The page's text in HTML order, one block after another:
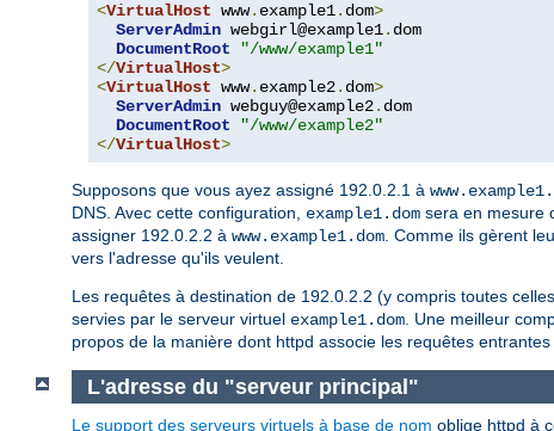
<VirtualHost www. example1. dom>
ServerAdmin webgirl@example1. dom
DocumentRoot
"/www/example1"
</VirtualHost>
<VirtualHost www. example2. dom>
ServerAdmin webguy@example2. dom
DocumentRoot
"/www/example2"
</VirtualHost>
Supposons que vous ayez assigné 192.0.2.1 à
DNS. Avec cette configuration, example1.dom sera en mesure
assigner 192.0.2.2 à www.example1.dom . Comme ils gèrent
vers l'adresse qu'ils veulent.
Les requêtes à destination de 192.0.2.2 (y compris toutes
servies par le serveur virtuel example1.dom . Une meilleur
propos de la manière dont httpd associe les requêtes
L'adresse du "serveur principal"
Le support des serveurs virtuels à base de nom oblige httpd à